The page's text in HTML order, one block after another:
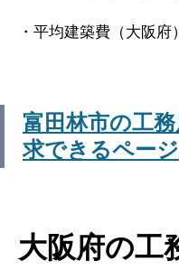
・平均建築費（大阪
富田林市の工
求できるページ
大阪府の工